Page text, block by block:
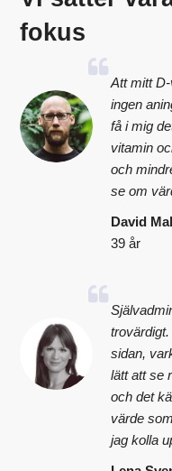
fokus
Att mitt
ingen
få i mig
vitamin
och
se om
David
39 år
sidan,
lätt att se
och det
värde
jag kolla